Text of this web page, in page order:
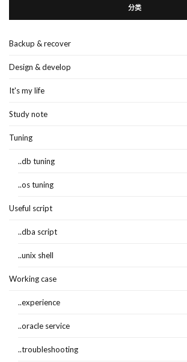
分类
Backup & recover
Design & develop
It's my life
Study note
Tuning
..db tuning
..os tuning
Useful script
..dba script
..unix shell
Working case
..experience
..oracle service
..troubleshooting